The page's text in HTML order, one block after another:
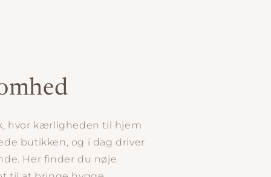
hvor kærligheden til hjem
butikken, og i dag driver
Her finder du nøje